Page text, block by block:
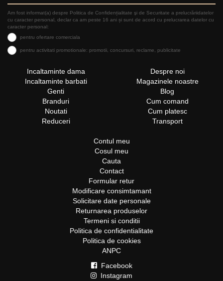
Am fost informat(a) despre Politica de Confidențialitate şi de Securitate a prelucrăriidatelor
cu caracter personal, declar ca am peste 16 ani și sunt de acord cu prelucrarea datelor cu
caracter personal:
pentru ofertare comerciala
pentru activitati promotionale: promotii, concursuri, reclame, publicitate
Incaltaminte dama
Incaltaminte barbati
Genti
Branduri
Noutati
Reduceri
Despre noi
Magazinele noastre
Blog
Cum comand
Cum platesc
Transport
Contul meu
Cosul meu
Cauta
Contact
Formular retur
Modificare consimtamant
Solicitare date personale
Returnarea produselor
Termeni si conditii
Politica de confidentialitate
Politica de cookies
ANPC
Facebook
Instagram